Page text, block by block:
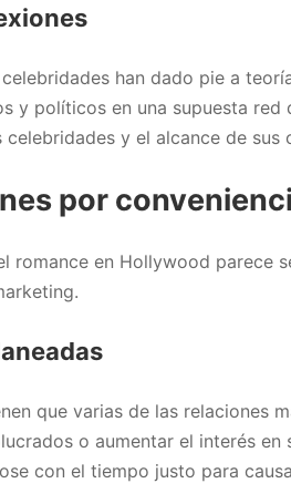
han dado pie a
y políticos en una supuesta red
y el alcance de sus
por
romance en Hollywood parece
que varias de las relaciones
o aumentar el interés
con el tiempo justo para